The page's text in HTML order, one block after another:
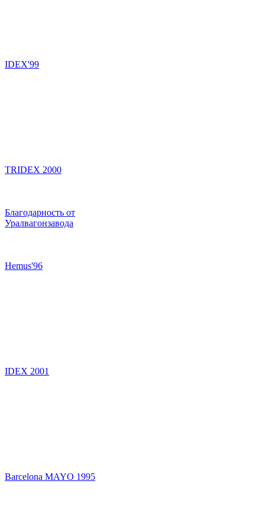
IDEX'99
TRIDEX 2000
Благодарность от
Уралвагонзавода
Hemus'96
IDEX 2001
Barcelona MAYO 1995